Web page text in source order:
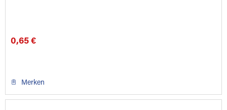
0,65 €
Merken